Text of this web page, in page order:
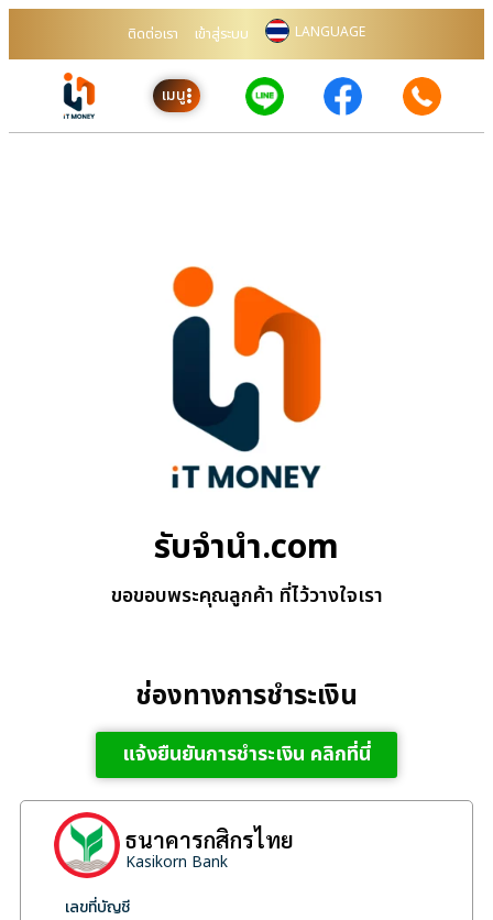
ติดต่อเรา เข้าสู่ระบบ LANGUAGE
เมนู
รับจํานํา.com
ขอขอบพระคุณลูกค้า ที่ไว้วางใจเรา
ช่องทางการชำระเงิน
แจ้งยืนยันการชำระเงิน คลิกที่นี่
ธนาคารกสิกรไทย
Kasikorn Bank
เลขที่บัญชี